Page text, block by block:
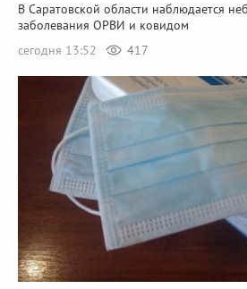
В Саратовской области наблюдается
заболевания ОРВИ и ковидом
сегодня 13:52
417